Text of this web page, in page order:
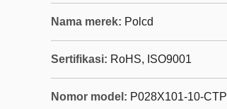
Nama merek: Polcd
Sertifikasi: RoHS, ISO9001
Nomor model: P028X101-10-CTP